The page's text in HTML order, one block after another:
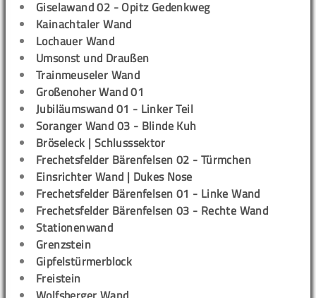
Giselawand 02 - Opitz Gedenkweg
Kainachtaler Wand
Lochauer Wand
Umsonst und Draußen
Trainmeuseler Wand
Großenoher Wand 01
Jubiläumswand 01 - Linker Teil
Soranger Wand 03 - Blinde Kuh
Bröseleck | Schlusssektor
Frechetsfelder Bärenfelsen 02 - Türmchen
Einsrichter Wand | Dukes Nose
Frechetsfelder Bärenfelsen 01 - Linke Wand
Frechetsfelder Bärenfelsen 03 - Rechte Wand
Stationenwand
Grenzstein
Gipfelstürmerblock
Freistein